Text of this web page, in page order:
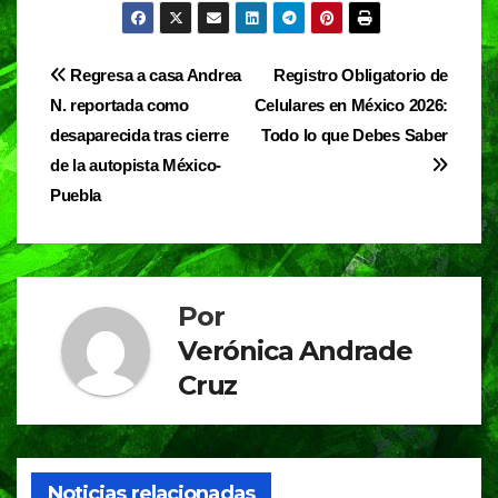
e
b
o
o
k
at
s
A
p
p
e
gr
m
t
Navegación
de
entradas
Registro Obligatorio de
Celulares en México 2026:
Todo lo que Debes Saber
Regresa a casa Andrea
N. reportada como
desaparecida tras cierre
de la autopista México-
Puebla
Por
Verónica Andrade
Cruz